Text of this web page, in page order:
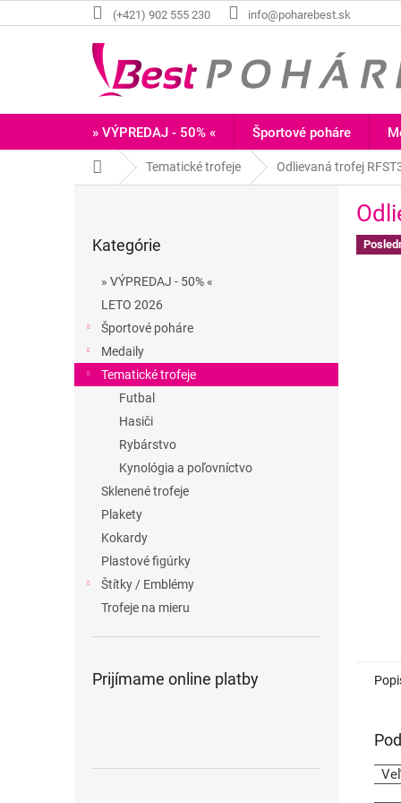
na
(+421) 902 555 230 info@poharebest.sk
» VÝPREDAJ - 50% « Športové poháre
DomovTematické trofeje Odlievaná trofej
kategórie
Kategórie
» VÝPREDAJ - 50% «
LETO 2026
Športové poháre
Medaily
Tematické trofeje
Futbal
Hasiči
Rybárstvo
Kynológia a poľovníctvo
Sklenené trofeje
Plakety
Kokardy
Plastové figúrky
Štítky / Emblémy
Trofeje na mieru
Prijímame online platby